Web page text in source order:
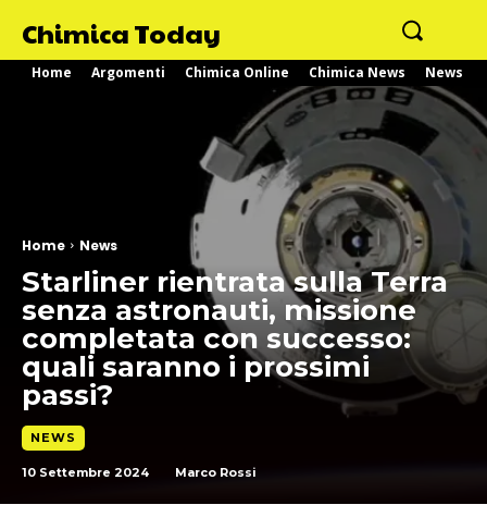
Chimica Today
Home Argomenti Chimica Online Chimica News News
Home News
Starliner rientrata sulla Terra
senza astronauti, missione
completata con successo:
quali saranno i prossimi
passi?
NEWS
10 Settembre 2024 Marco Rossi